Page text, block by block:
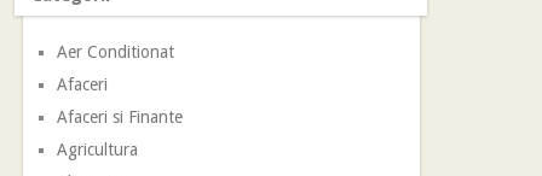
Aer Conditionat
Afaceri
Afaceri si Finante
Agricultura